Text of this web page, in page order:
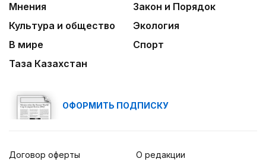
Мнения
Закон и Порядок
Культура и общество
Экология
В мире
Спорт
Таза Казахстан
ОФОРМИТЬ ПОДПИСКУ
Договор оферты
О редакции